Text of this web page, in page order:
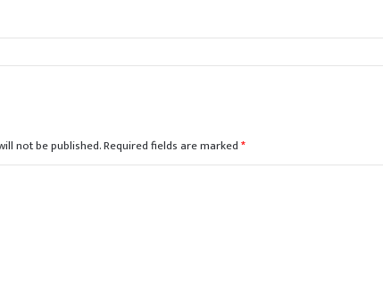
not be published.Required fields are marked*